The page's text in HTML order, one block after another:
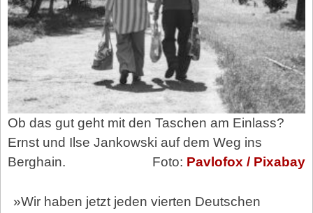
Ob das gut geht mit den Taschen am Einlass?
Ernst und Ilse Jankowski auf dem Weg ins
Berghain.
Foto: Pavlofox / Pixabay
»Wir haben jetzt jeden vierten Deutschen